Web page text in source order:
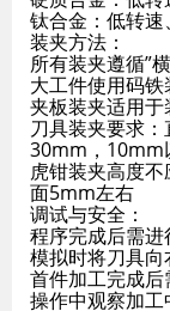
钛合金：低转
装夹方法：
所有装夹遵循”
大工件使用码
夹板装夹适用
刀具装夹要求
30mm，10mm
虎钳装夹高度
面5mm左右
调试与安全：
程序完成后需
模拟时将刀具
首件加工完成后
操作中观察加